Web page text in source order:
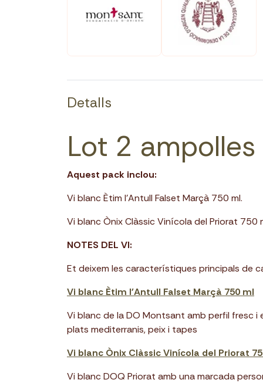
Detalls
Lot 2
Aquest pack inclou:
Vi blanc Ètim l'Antull Falset Marçà 750 ml.
Vi blanc Ònix Clàssic Vinícola del Priorat 750
NOTES DEL VI:
Et deixem les característiques principals de
Vi blanc Ètim l'Antull Falset Marçà 750 ml
Vi blanc de la DO Montsant amb perfil fresc i
plats mediterranis, peix i tapes
Vi blanc Ònix Clàssic Vinícola del Priorat
Vi blanc DOQ Priorat amb una marcada